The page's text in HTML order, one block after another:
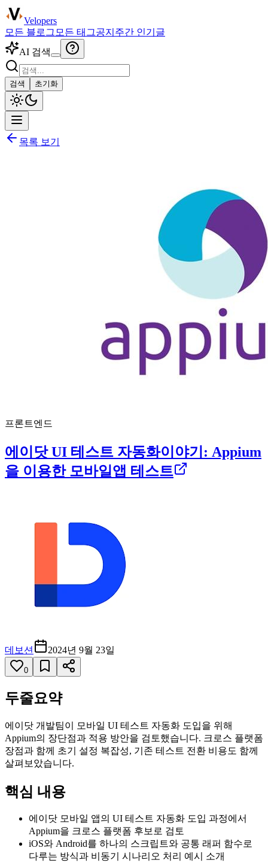
Velopers
모든 블로그 모든 태그공지 주간 인기글
AI 검색
검색 초기화
목록 보기
프론트엔드
에이닷 UI 테스트 자동화이야기: Appium
을 이용한 모바일앱 테스트
데보션 2024년 9월 23일
0
두줄요약
에이닷 개발팀이 모바일 UI 테스트 자동화 도입을 위해
Appium의 장단점과 적용 방안을 검토했습니다. 크로스 플랫폼
장점과 함께 초기 설정 복잡성, 기존 테스트 전환 비용도 함께
살펴보았습니다.
핵심 내용
에이닷 모바일 앱의 UI 테스트 자동화 도입 과정에서
Appium을 크로스 플랫폼 후보로 검토
iOS와 Android를 하나의 스크립트와 공통 래퍼 함수로
다루는 방식과 비동기 시나리오 처리 예시 소개